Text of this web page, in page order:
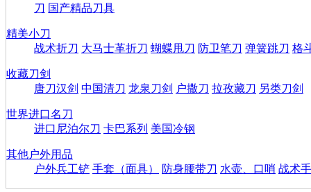
刀 国产精品刀具
精美小刀
战术折刀 大马士革折刀 蝴蝶甩刀 防卫笔刀 弹簧跳刀 格
收藏刀剑
唐刀汉剑 中国清刀 龙泉刀剑 户撒刀 拉孜藏刀 另类刀剑
世界进口名刀
进口尼泊尔刀 卡巴系列 美国冷钢
其他户外用品
户外兵工铲 手套（面具） 防身腰带刀 水壶、口哨 战术